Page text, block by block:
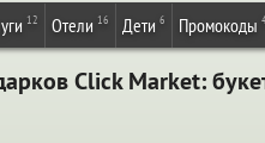
12 Отели 16 Дети 6 Промокоды
Click Market: